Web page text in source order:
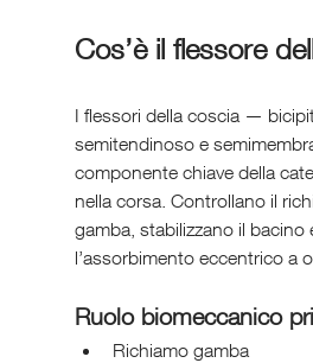
Cos’è il flessore
I flessori della coscia —
semitendinoso e
componente chiave della
nella corsa. Controllano il
gamba, stabilizzano il
l’assorbimento eccentrico a
Ruolo biomeccanico
Richiamo gamba